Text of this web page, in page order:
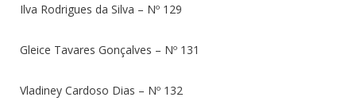
Ilva Rodrigues da Silva – Nº 129
Gleice Tavares Gonçalves – Nº 131
Vladiney Cardoso Dias – Nº 132